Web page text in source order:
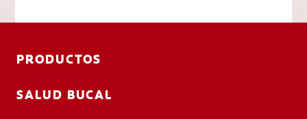
PRODUCTOS
SALUD BUCAL